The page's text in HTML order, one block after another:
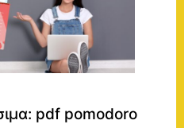
pdf pomodoro